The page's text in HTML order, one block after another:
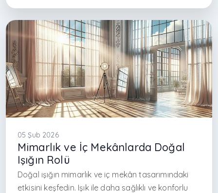
#durable interior materials
#modern villa tasarımı
#luxury interior materials
#mekan tasarımı İstanbul
#contemporary interior materials
05 Şub 2026
Mimarlık ve İç Mekânlarda Doğal
Işığın Rolü
Doğal ışığın mimarlık ve iç mekân tasarımındaki
etkisini keşfedin. Işık ile daha sağlıklı ve konforlu